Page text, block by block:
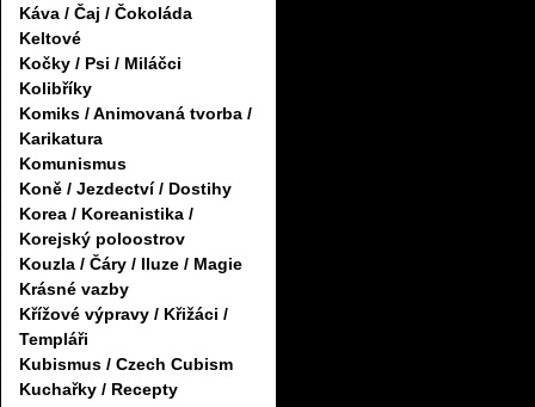
Káva / Čaj / Čokoláda
Keltové
Kočky / Psi / Miláčci
Kolibříky
Komiks / Animovaná tvorba /
Karikatura
Komunismus
Koně / Jezdectví / Dostihy
Korea / Koreanistika /
Korejský poloostrov
Kouzla / Čáry / Iluze / Magie
Krásné vazby
Křížové výpravy / Křižáci /
Templáři
Kubismus / Czech Cubism
Kuchařky / Recepty